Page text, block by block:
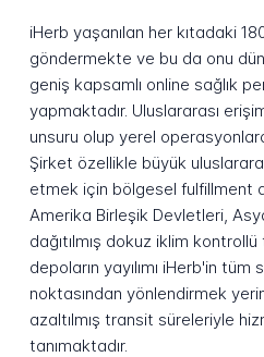
iHerb yaşanılan her kıtadaki
göndermekte ve bu da onu
geniş kapsamlı online sağlık
yapmaktadır. Uluslararası
unsuru olup yerel
Şirket özellikle büyük
etmek için bölgesel fulfillment
Amerika Birleşik Devletleri,
dağıtılmış dokuz iklim
depoların yayılımı iHerb'in
noktasından yönlendirmek
azaltılmış transit süreleriyle
tanımaktadır.